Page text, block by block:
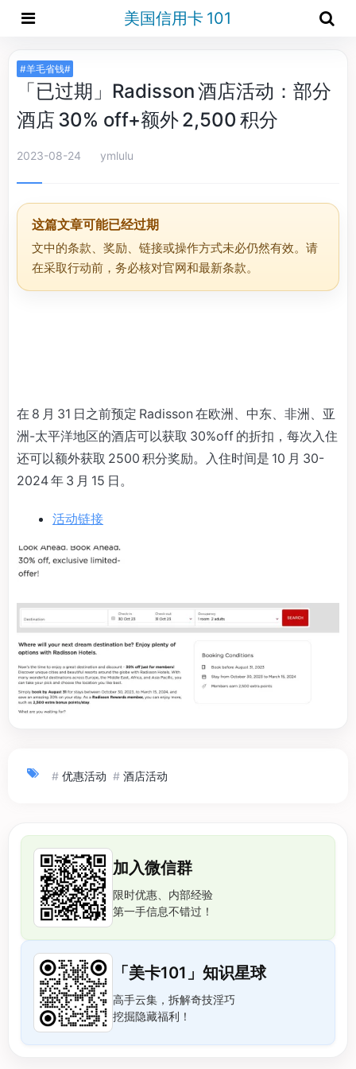
美国信用卡 101
#羊毛省钱#
「已过期」Radisson 酒店活动：部分
酒店 30% off+额外 2,500 积分
2023-08-24 ymlulu
这篇文章可能已经过期
文中的条款、奖励、链接或操作方式未必仍然有效。请
在采取行动前，务必核对官网和最新条款。
在 8 月 31 日之前预定 Radisson 在欧洲、中东、非洲、亚
洲-太平洋地区的酒店可以获取 30%off 的折扣，每次入住
还可以额外获取 2500 积分奖励。入住时间是 10 月 30-
2024 年 3 月 15 日。
活动链接
# 优惠活动 # 酒店活动
加入微信群
限时优惠、内部经验
第一手信息不错过！
「美卡101」知识星球
高手云集，拆解奇技淫巧
挖掘隐藏福利！